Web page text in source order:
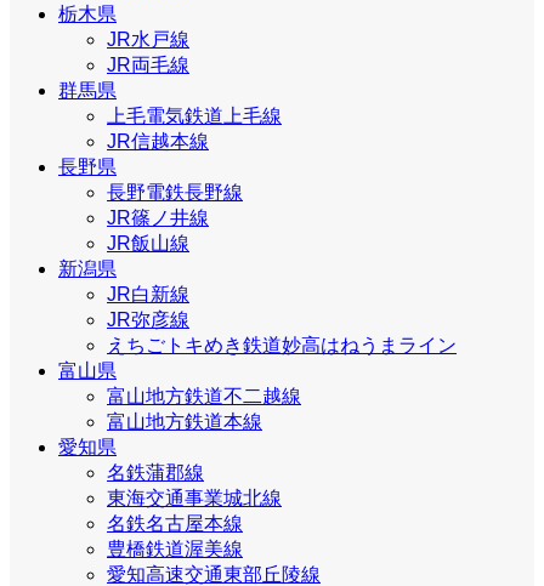
栃木県
JR水戸線
JR両毛線
群馬県
上毛電気鉄道上毛線
JR信越本線
長野県
長野電鉄長野線
JR篠ノ井線
JR飯山線
新潟県
JR白新線
JR弥彦線
えちごトキめき鉄道妙高はねうまライン
富山県
富山地方鉄道不二越線
富山地方鉄道本線
愛知県
名鉄蒲郡線
東海交通事業城北線
名鉄名古屋本線
豊橋鉄道渥美線
愛知高速交通東部丘陵線